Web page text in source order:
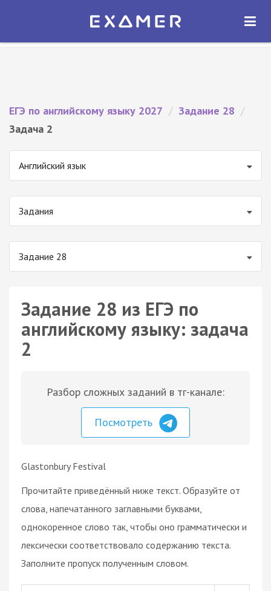
Экзамер — ЕГЭ 2027
ОТКРЫТЬ
ЕГЭ по английскому языку 2027 / Задание 28 /
Задача 2
Английский язык
Задания
Задание 28
Задание 28 из ЕГЭ по
английскому языку: задача
2
Разбор сложных заданий в тг-канале:
Посмотреть
Glastonbury Festival
Прочитайте приведённый ниже текст. Образуйте от
слова, напечатанного заглавными буквами,
однокоренное слово так, чтобы оно грамматически и
лексически соответствовало содержанию текста.
Заполните пропуск полученным словом.